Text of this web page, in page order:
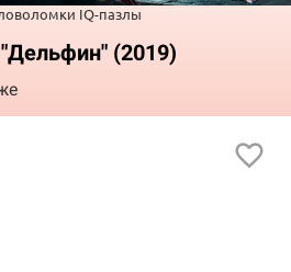
IQ-пазлы
(2019)